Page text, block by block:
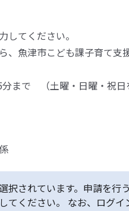
してください。
、魚津市こども課子育て支
まで （土曜・日曜・祝日
択されています。申請を行
てください。 なお、ログ